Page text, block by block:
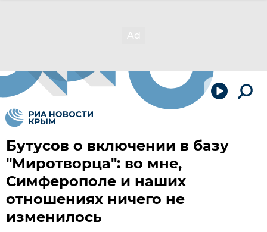
Бутусов о включении в базу
"Миротворца": во мне,
Симферополе и наших
отношениях ничего не
изменилось